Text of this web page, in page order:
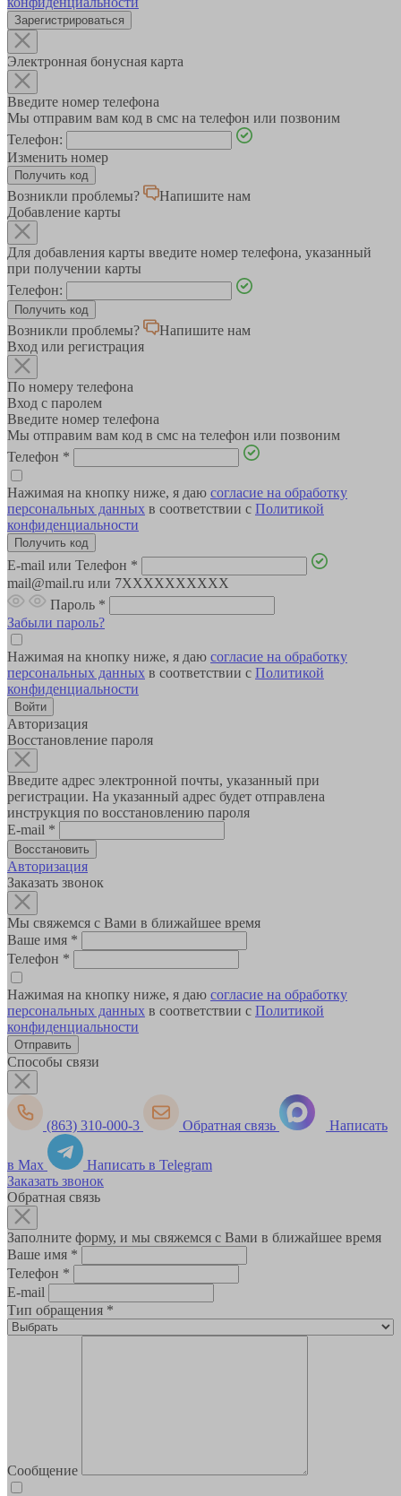
Зарегистрироваться
Электронная бонусная карта
Введите номер телефона
Мы отправим вам код в смс на телефон или позвоним
Телефон:
Изменить номер
Возникли проблемы?
Напишите нам
Добавление карты
Для добавления карты введите номер телефона, указанный
при получении карты
Телефон:
Возникли проблемы?
Напишите нам
Вход или регистрация
По номеру телефона
Вход с паролем
Введите номер телефона
Мы отправим вам код в смс на телефон или позвоним
Телефон *
Нажимая на кнопку ниже, я даю согласие на обработку
персональных данных в соответствии с Политикой
конфиденциальности
E-mail или Телефон *
mail@mail.ru или 7XXXXXXXXXX
Пароль *
Забыли пароль?
Нажимая на кнопку ниже, я даю согласие на обработку
персональных данных в соответствии с Политикой
конфиденциальности
Авторизация
Восстановление пароля
Введите адрес электронной почты, указанный при
регистрации. На указанный адрес будет отправлена
инструкция по восстановлению пароля
E-mail *
Авторизация
Заказать звонок
Мы свяжемся с Вами в ближайшее время
Ваше имя *
Телефон *
Нажимая на кнопку ниже, я даю согласие на обработку
персональных данных в соответствии с Политикой
конфиденциальности
Способы связи
(863) 310-000-3 Обратная связь Написать
в Max
Написать в Telegram
Заказать звонок
Обратная связь
Заполните форму, и мы свяжемся с Вами в ближайшее время
Ваше имя *
Телефон *
E-mail
Тип обращения *
Сообщение